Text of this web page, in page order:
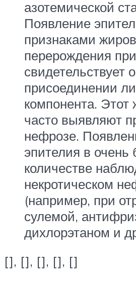
азотемической
Появление
признаками
перерождения
свидетельствует о
присоединении
компонента. Этот
часто выявляют
нефрозе.
эпителия в
количестве
некротическом
(например, при
сулемой,
дихлорэтаном и
[], [], [], [], []